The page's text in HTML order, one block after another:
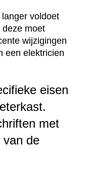
voldoet
moet
wijzigingen
een elektricien
eisen
met
van de